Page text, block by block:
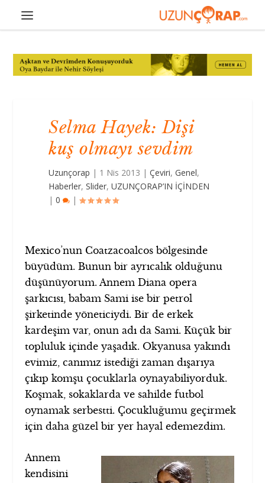
Selma Hayek: Dişi
kuş olmayı sevdim
Uzunçorap | 1 Nis 2013 |Çeviri,Genel,
Haberler,Slider,UZUNÇORAP’IN İÇİNDEN
|0 |
Mexico’nun Coatzacoalcos bölgesinde
büyüdüm. Bunun bir ayrıcalık olduğunu
düşünüyorum. Annem Diana opera
şarkıcısı, babam Sami ise bir petrol
şirketinde yöneticiydi. Bir de erkek
kardeşim var, onun adı da Sami. Küçük bir
topluluk içinde yaşadık. Okyanusa yakındı
evimiz, canımız istediği zaman dışarıya
çıkıp komşu çocuklarla oynayabiliyorduk.
Koşmak, sokaklarda ve sahilde futbol
oynamak serbestti. Çocukluğumu geçirmek
için daha güzel bir yer hayal edemezdim.
Annem
kendisini